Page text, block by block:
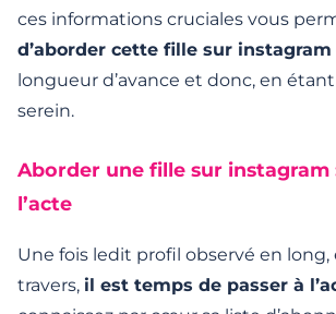
ces informations cruciales vous
d’aborder cette fille sur instagram
longueur d’avance et donc, en
serein.
Aborder une fille sur instagram
l’acte
Une fois ledit profil observé en long,
travers, il est temps de passer à